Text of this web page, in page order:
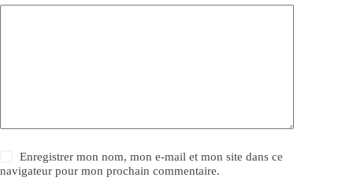
Enregistrer mon nom, mon e-mail et mon site dans ce
navigateur pour mon prochain commentaire.